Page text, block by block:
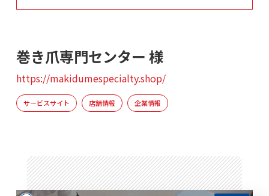
巻き爪専門センター 様
https://makidumespecialty.shop/
サービスサイト 店舗情報 企業情報